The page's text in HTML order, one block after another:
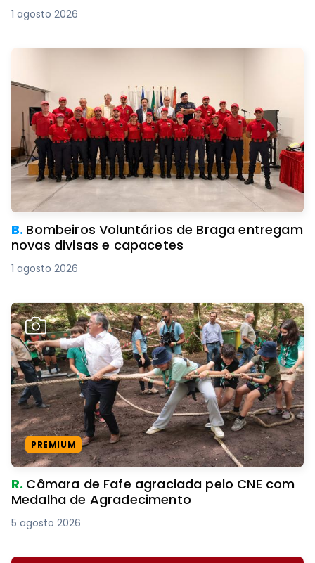
1 agosto 2026
B. Bombeiros Voluntários de Braga entregam
novas divisas e capacetes
1 agosto 2026
PREMIUM
R. Câmara de Fafe agraciada pelo CNE com
Medalha de Agradecimento
5 agosto 2026